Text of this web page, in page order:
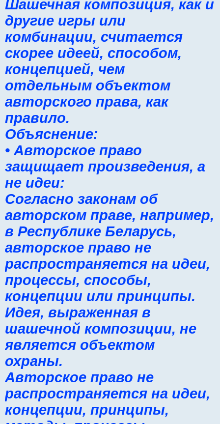
Шашечная композиция, как и
другие игры или
комбинации, считается
скорее идеей, способом,
концепцией, чем
отдельным объектом
авторского права, как
правило.
Объяснение:
• Авторское право
защищает произведения, а
не идеи:
Согласно законам об
авторском праве, например,
в Республике Беларусь,
авторское право не
распространяется на идеи,
процессы, способы,
концепции или принципы.
Идея, выраженная в
шашечной композиции, не
является объектом
охраны.
Авторское право не
распространяется на идеи,
концепции, принципы,